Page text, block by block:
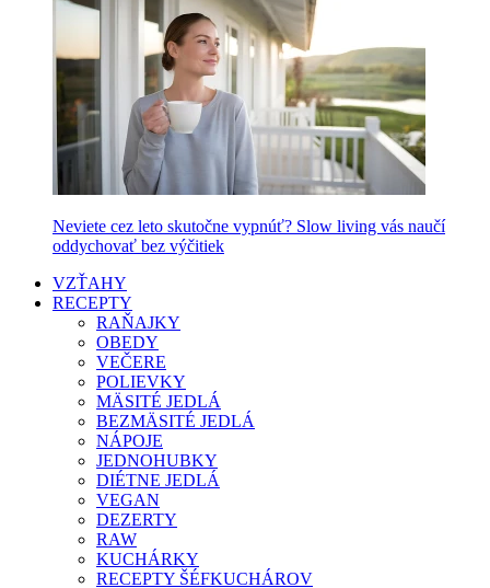
Neviete cez leto skutočne vypnúť? Slow living vás naučí
oddychovať bez výčitiek
VZŤAHY
RECEPTY
RAŇAJKY
OBEDY
VEČERE
POLIEVKY
MÄSITÉ JEDLÁ
BEZMÄSITÉ JEDLÁ
NÁPOJE
JEDNOHUBKY
DIÉTNE JEDLÁ
VEGAN
DEZERTY
RAW
KUCHÁRKY
RECEPTY ŠÉFKUCHÁROV